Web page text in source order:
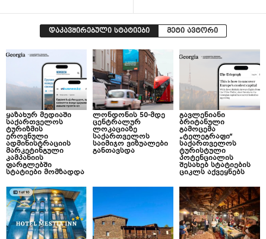
დაკავშირებული სტატიები მეტი ავტორი
ყაზახურ მედიაში
საქართველოს
ტურიზმის
ეროვნული
ადმინისტრაციის
მარკეტინგული
კამპანიის
ფარგლებში
სტატიები მომზადდა
ლონდონის 50-მდე
ცენტრალურ
ლოკაციაზე
საქართველოს
საიმიჯო ვიზუალები
განთავსდა
გავლენიანი
ბრიტანული
გამოცემა
„ტელეგრაფი“
საქართველოს
ტურისტული
პოტენციალის
შესახებ სტატიების
ციკლს აქვეყნებს